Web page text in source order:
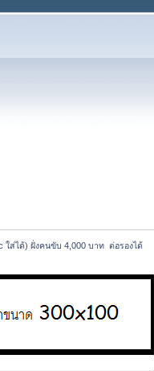
ใส่ได้) ฝั่งคนขับ 4,000 บาท  ต่อรองได้